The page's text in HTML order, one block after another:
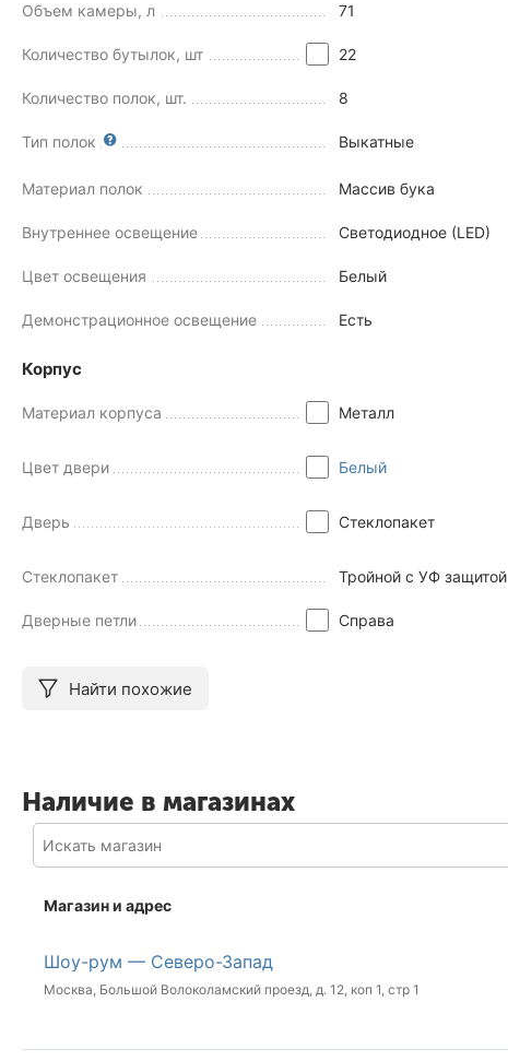
Объем камеры, л 71
Количество бутылок, шт 22
Количество полок, шт. 8
Тип полок Выкатные
Материал полок Массив бука
Внутреннее освещение Светодиодное (LED)
Цвет освещения Белый
Демонстрационное освещение Есть
Корпус
Материал корпуса Металл
Цвет двери Белый
Дверь Стеклопакет
Стеклопакет Тройной с УФ защитой
Дверные петли Справа
Найти похожие
Наличие в магазинах
Магазин и адрес
Шоу-рум — Северо-Запад
Москва, Большой Волоколамский проезд, д. 12, коп 1, стр 1